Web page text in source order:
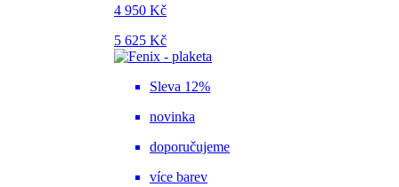
4 950 Kč
5 625 Kč
Sleva 12%
novinka
doporučujeme
více barev